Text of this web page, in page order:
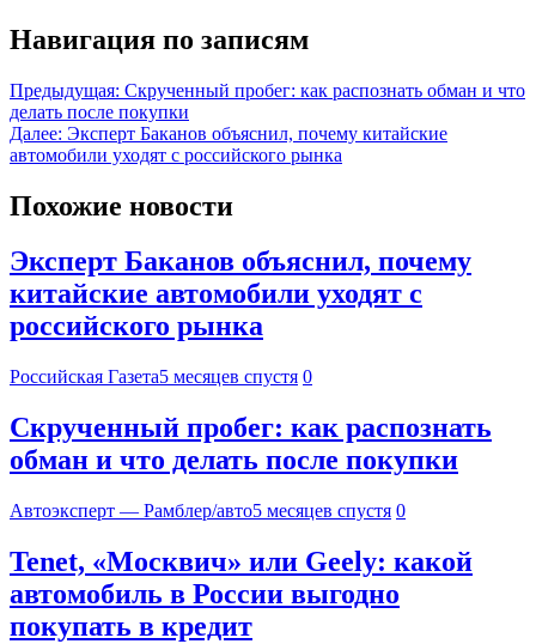
Навигация по записям
Предыдущая: Скрученный пробег: как распознать обман и что
делать после покупки
Далее: Эксперт Баканов объяснил, почему китайские
автомобили уходят с российского рынка
Похожие новости
Эксперт Баканов объяснил, почему
китайские автомобили уходят с
российского рынка
Российская Газета5 месяцев спустя 0
Скрученный пробег: как распознать
обман и что делать после покупки
Автоэксперт — Рамблер/авто5 месяцев спустя 0
Tenet, «Москвич» или Geely: какой
автомобиль в России выгодно
покупать в кредит